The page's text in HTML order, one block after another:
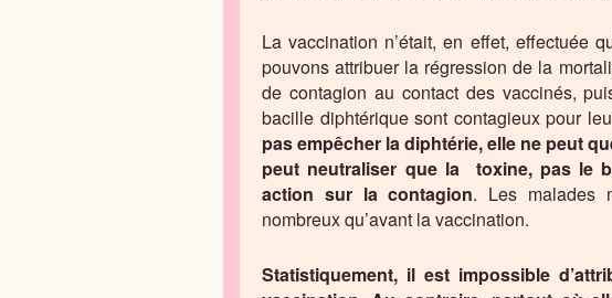
La vaccination n’était, en effet, effectuée
pouvons attribuer la régression de la
de contagion au contact des vaccinés,
bacille diphtérique sont contagieux pour
pas empêcher la diphtérie, elle ne peut
peut neutraliser que la toxine, pas le
action sur la contagion. Les malades
nombreux qu’avant la vaccination.
Statistiquement, il est impossible